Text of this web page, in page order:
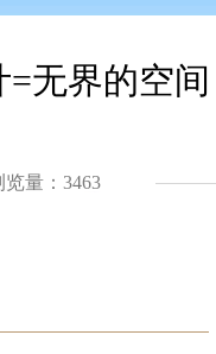
无界的空间
览量：3463